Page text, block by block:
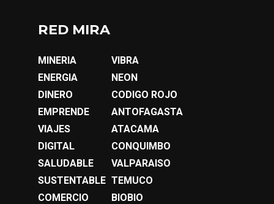
RED MIRA
MINERIA
ENERGIA
DINERO
EMPRENDE
VIAJES
DIGITAL
SALUDABLE
SUSTENTABLE
COMERCIO
VIBRA
NEON
CODIGO ROJO
ANTOFAGASTA
ATACAMA
CONQUIMBO
VALPARAISO
TEMUCO
BIOBIO